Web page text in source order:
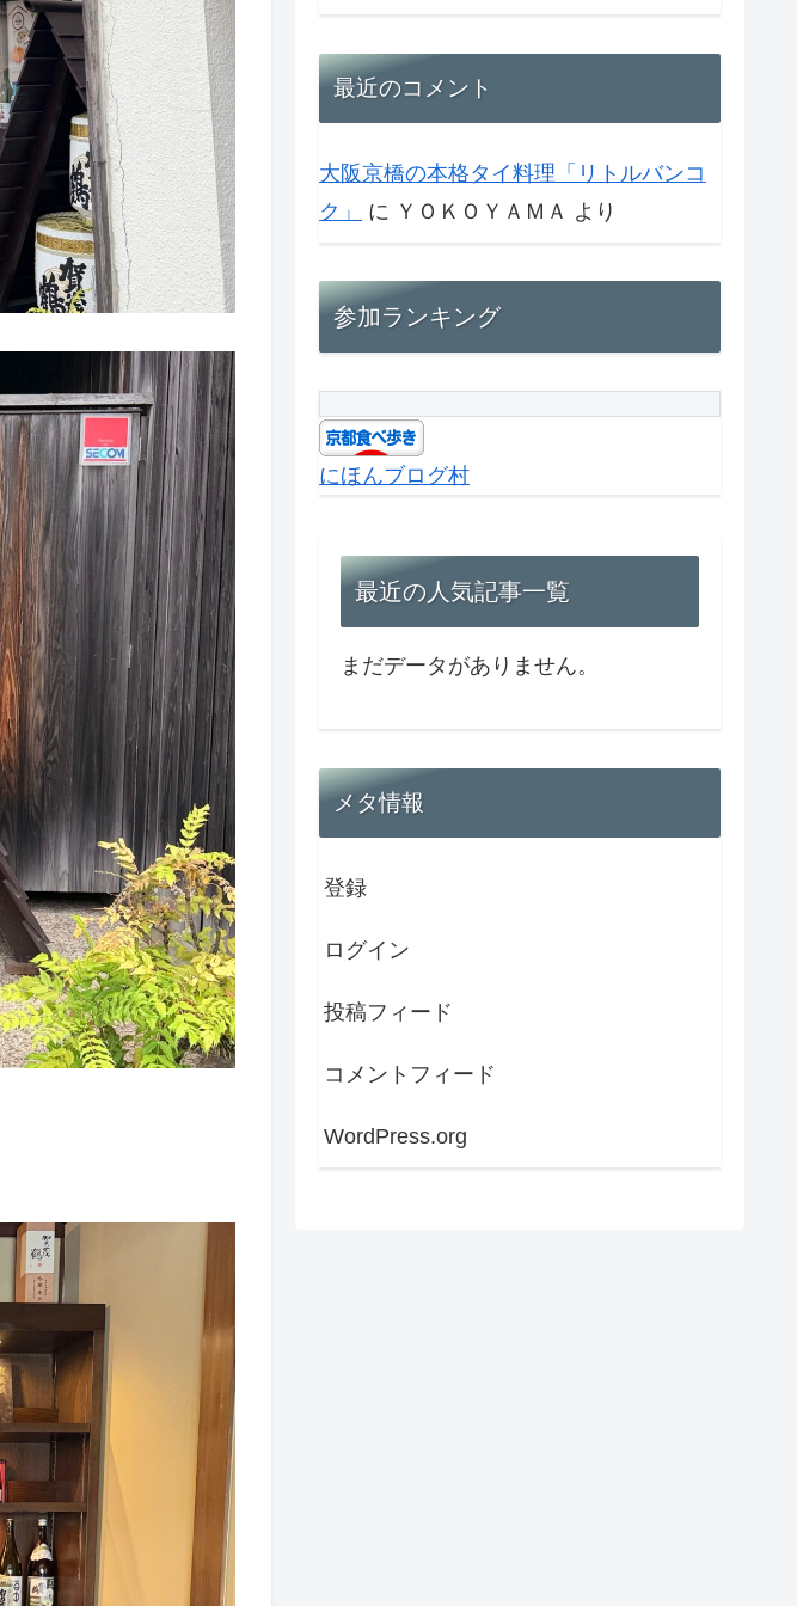
最近のコメント
大阪京橋の本格タイ料理「リトルバンコ
ク」
に ＹＯＫＯＹＡＭＡ より
参加ランキング
にほんブログ村
最近の人気記事一覧
まだデータがありません。
メタ情報
登録
ログイン
投稿フィード
コメントフィード
WordPress.org